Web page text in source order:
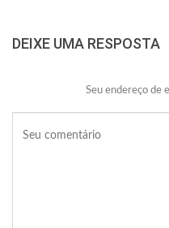
DEIXE UMA RESPOSTA
Seu endereço de